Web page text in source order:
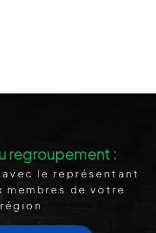
regroupement :
avec le représentant
membres de votre
région.